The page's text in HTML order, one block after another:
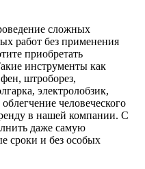
сложных
работ без применения
приобретать
инструменты как
штроборез,
электролобзик,
человеческого
в нашей компании. С
даже самую
сроки и без особых